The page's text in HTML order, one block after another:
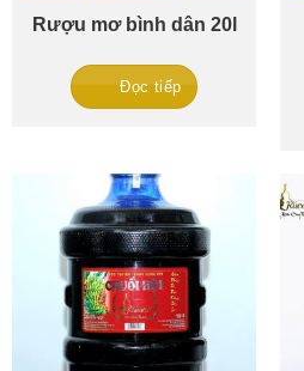
Rượu mơ bình dân 20l
Đọc tiếp